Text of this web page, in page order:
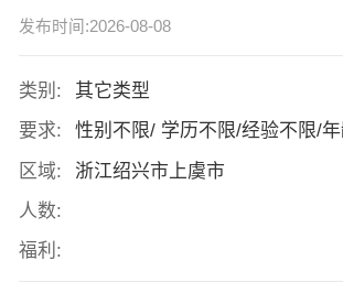
发布时间:2026-08-08
类别:
其它类型
要求:
性别不限/ 学历不限/经验不限/
区域:
浙江绍兴市上虞市
人数:
福利: